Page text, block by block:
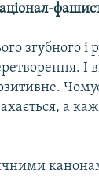
згубного
І
а